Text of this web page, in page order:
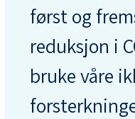
først og
reduksjon i
bruke våre